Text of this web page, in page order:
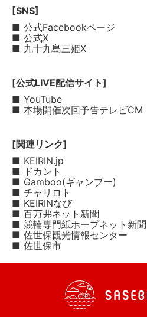
[SNS]
■ 公式Facebookページ
■ 公式X
■ 九十九島三姫X
[公式LIVE配信サイト]
■ YouTube
■ 本場開催次回予告テレビCM
[関連リンク]
■ KEIRIN.jp
■ ドカント
■ Gamboo(ギャンブー)
■ チャリロト
■ KEIRINなび
■ 百万弗ネット新聞
■ 競輪専門紙ホープネット新聞
■ 佐世保観光情報センター
■ 佐世保市